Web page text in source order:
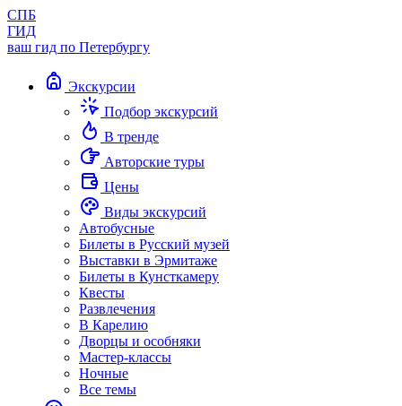
СПБ
ГИД
ваш гид по Петербургу
Экскурсии
Подбор экскурсий
В тренде
Авторские туры
Цены
Виды экскурсий
Автобусные
Билеты в Русский музей
Выставки в Эрмитаже
Билеты в Кунсткамеру
Квесты
Развлечения
В Карелию
Дворцы и особняки
Мастер-классы
Ночные
Все темы